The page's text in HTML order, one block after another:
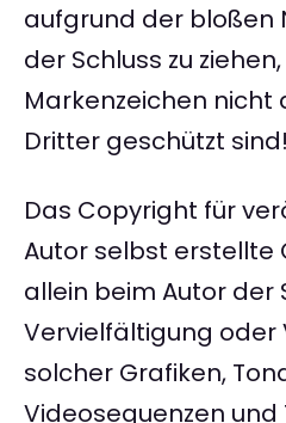
aufgrund der bloßen
der Schluss zu
Markenzeichen nicht
Dritter geschützt sind!
Das Copyright für
Autor selbst erstellte
allein beim Autor der
Vervielfältigung oder
solcher Grafiken,
Videosequenzen